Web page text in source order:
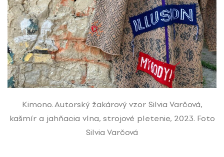
Kimono. Autorský žakárový vzor Silvia Varčová,
kašmír a jahňacia vlna, strojové pletenie, 2023. Foto
Silvia Varčová